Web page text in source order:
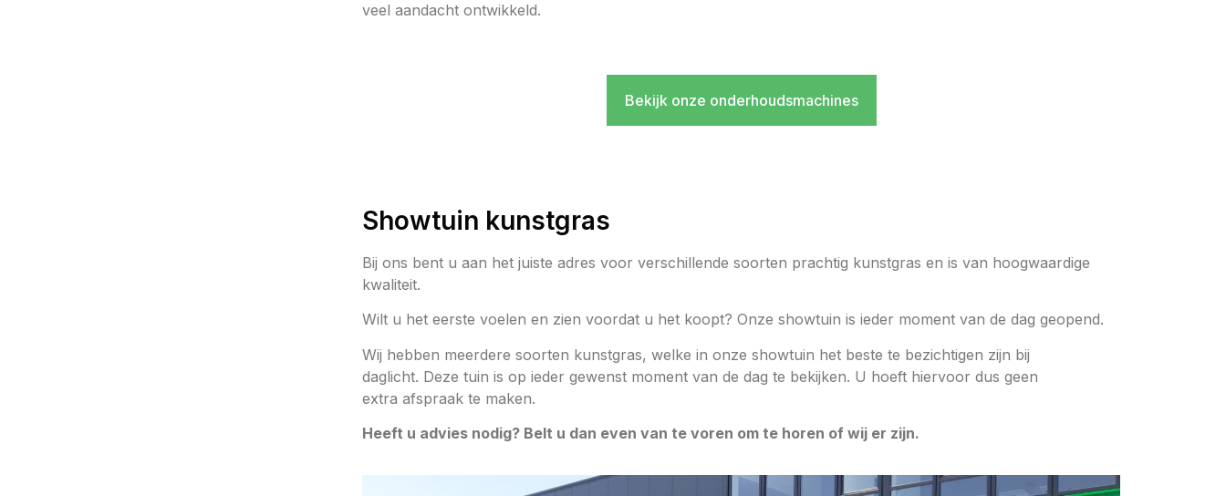
veel aandacht ontwikkeld.
Bekijk onze onderhoudsmachines
Showtuin kunstgras
Bij ons bent u aan het juiste adres voor verschillende soorten prachtig kunstgras en is van hoogwaardige
kwaliteit.
Wilt u het eerste voelen en zien voordat u het koopt? Onze showtuin is ieder moment van de dag geopend.
Wij hebben meerdere soorten kunstgras, welke in onze showtuin het beste te bezichtigen zijn bij
daglicht. Deze tuin is op ieder gewenst moment van de dag te bekijken. U hoeft hiervoor dus geen
extra afspraak te maken.
Heeft u advies nodig? Belt u dan even van te voren om te horen of wij er zijn.